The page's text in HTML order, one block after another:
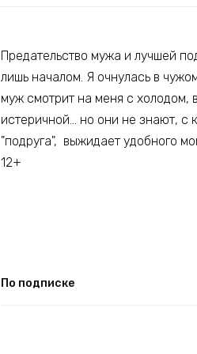
Предательство мужа и лучшей
лишь началом. Я очнулась в
муж смотрит на меня с холодом,
истеричной… но они не знают, с
"подруга", выжидает удобного
12+
По подписке